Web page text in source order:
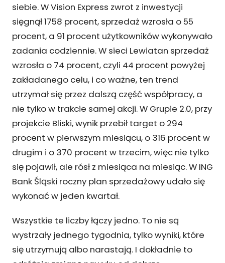
siebie. W Vision Express zwrot z inwestycji
sięgnął 1758 procent, sprzedaż wzrosła o 55
procent, a 91 procent użytkowników wykonywało
zadania codziennie. W sieci Lewiatan sprzedaż
wzrosła o 74 procent, czyli 44 procent powyżej
zakładanego celu, i co ważne, ten trend
utrzymał się przez dalszą część współpracy, a
nie tylko w trakcie samej akcji. W Grupie 2.0, przy
projekcie Bliski, wynik przebił target o 294
procent w pierwszym miesiącu, o 316 procent w
drugim i o 370 procent w trzecim, więc nie tylko
się pojawił, ale rósł z miesiąca na miesiąc. W ING
Bank Śląski roczny plan sprzedażowy udało się
wykonać w jeden kwartał.
Wszystkie te liczby łączy jedno. To nie są
wystrzały jednego tygodnia, tylko wyniki, które
się utrzymują albo narastają. I dokładnie to